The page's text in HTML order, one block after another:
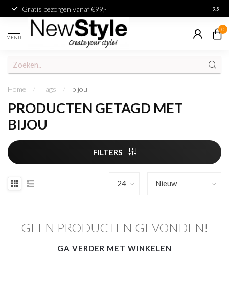
Gratis bezorgen vanaf €99,- 9.5
MENU
0
Home / Tags / bijou
PRODUCTEN GETAGD MET
BIJOU
FILTERS
GEEN PRODUCTEN GEVONDEN!
GA VERDER MET WINKELEN